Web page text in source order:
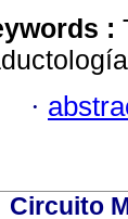
:
·
Circuito